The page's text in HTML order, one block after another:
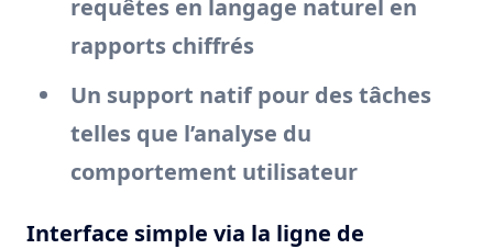
requêtes en langage naturel en
rapports chiffrés
Un support natif pour des tâches
telles que l’analyse du
comportement utilisateur
Interface simple via la ligne de